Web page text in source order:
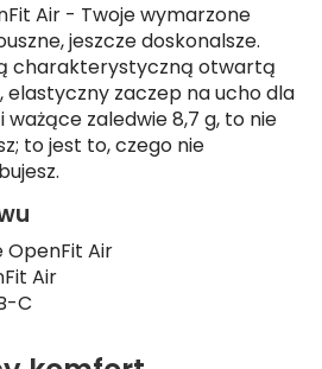
Air - Twoje wymarzone
jeszcze doskonalsze.
charakterystyczną otwartą
elastyczny zaczep na ucho dla
zaledwie 8,7 g, to nie
to jest to, czego nie
OpenFit Air
Air
C